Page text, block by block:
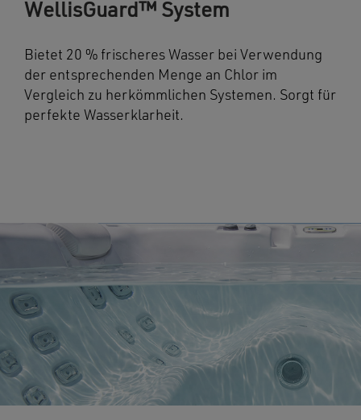
WellisGuard™ System
Bietet 20 % frischeres Wasser bei Verwendung
der entsprechenden Menge an Chlor im
Vergleich zu herkömmlichen Systemen. Sorgt für
perfekte Wasserklarheit.